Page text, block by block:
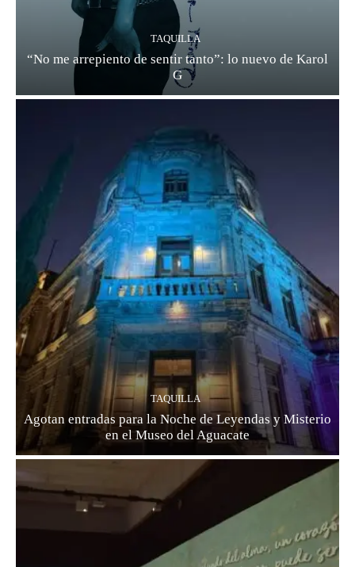
TAQUILLA
“No me arrepiento de sentir tanto”: lo nuevo de Karol
G
TAQUILLA
Agotan entradas para la Noche de Leyendas y Misterio
en el Museo del Aguacate